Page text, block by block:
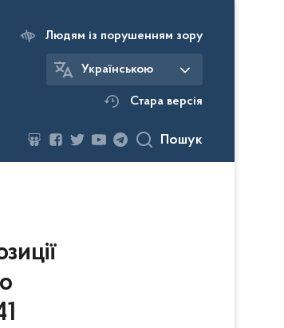
Людям із порушенням зору
Українською
Стара версія
Пошук